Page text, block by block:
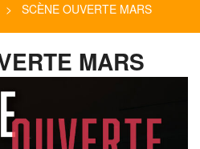
> SCÈNE OUVERTE MARS
MARS